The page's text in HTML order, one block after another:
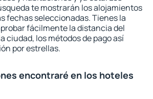
te mostrarán los alojamientos
fechas seleccionadas. Tienes la
fácilmente la distancia del
ciudad, los métodos de pago así
por estrellas.
encontraré en los hoteles